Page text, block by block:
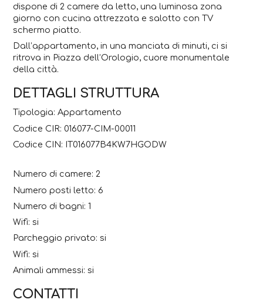
dispone di 2 camere da letto, una luminosa zona
giorno con cucina attrezzata e salotto con TV
schermo piatto.
Dall’appartamento, in una manciata di minuti, ci si
ritrova in Piazza dell’Orologio, cuore monumentale
della città.
DETTAGLI STRUTTURA
Tipologia: Appartamento
Codice CIR: 016077-CIM-00011
Codice CIN: IT016077B4KW7HGODW
Numero di camere: 2
Numero posti letto: 6
Numero di bagni: 1
Wifi: si
Parcheggio privato: si
Wifi: si
Animali ammessi: si
CONTATTI